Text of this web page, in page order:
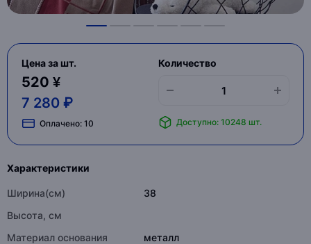
Цена за шт.
520 ¥
7 280 ₽
Оплачено: 10
Количество
Доступно: 10248 шт.
Характеристики
Ширина(см)
38
Высота, см
Материал основания
металл